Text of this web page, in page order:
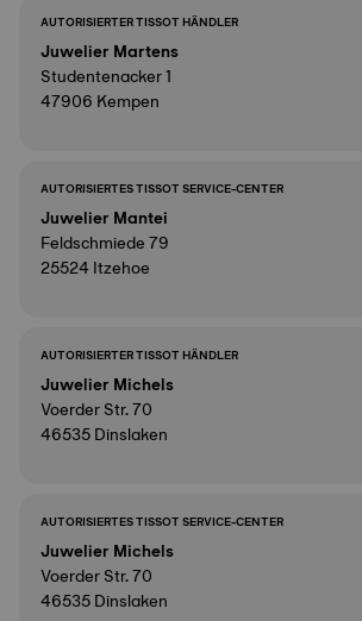
AUTORISIERTER TISSOT HÄNDLER
Juwelier Martens
Studentenacker 1
47906 Kempen
AUTORISIERTES TISSOT SERVICE-CENTER
Juwelier Mantei
Feldschmiede 79
25524 Itzehoe
AUTORISIERTER TISSOT HÄNDLER
Juwelier Michels
Voerder Str. 70
46535 Dinslaken
AUTORISIERTES TISSOT SERVICE-CENTER
Juwelier Michels
Voerder Str. 70
46535 Dinslaken